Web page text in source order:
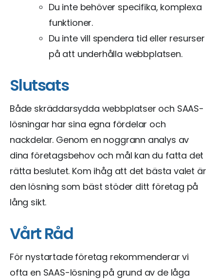
Du inte behöver specifika, komplexa
funktioner.
Du inte vill spendera tid eller resurser
på att underhålla webbplatsen.
Slutsats
Både skräddarsydda webbplatser och SAAS-
lösningar har sina egna fördelar och
nackdelar. Genom en noggrann analys av
dina företagsbehov och mål kan du fatta det
rätta beslutet. Kom ihåg att det bästa valet är
den lösning som bäst stöder ditt företag på
lång sikt.
Vårt Råd
För nystartade företag rekommenderar vi
ofta en SAAS-lösning på grund av de låga